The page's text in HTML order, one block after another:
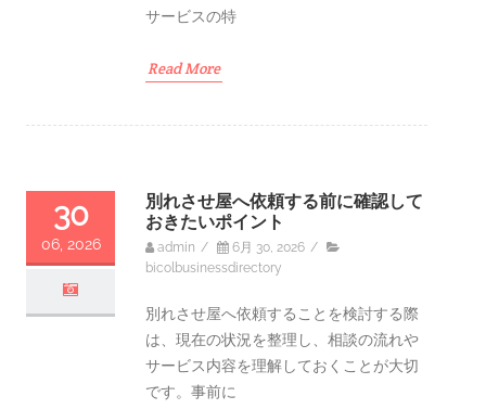
サービスの特
Read More
30
06, 2026
別れさせ屋へ依頼する前に確認して
おきたいポイント
admin / 6月 30, 2026 /
bicolbusinessdirectory
別れさせ屋へ依頼することを検討する際
は、現在の状況を整理し、相談の流れや
サービス内容を理解しておくことが大切
です。事前に